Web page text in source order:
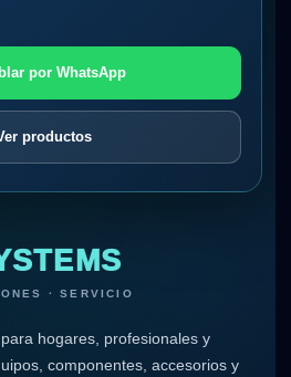
por WhatsApp
productos
· SERVICIO
hogares, profesionales y
componentes, accesorios y